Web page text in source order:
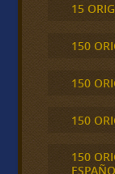
15
150
150
150
150